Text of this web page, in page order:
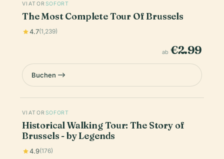
VIATOR SOFORT
The Most Complete Tour Of Brussels
4.7(1,239)
ab €2.99
Buchen
VIATOR SOFORT
Historical Walking Tour: The Story of
Brussels - by Legends
4.9(176)